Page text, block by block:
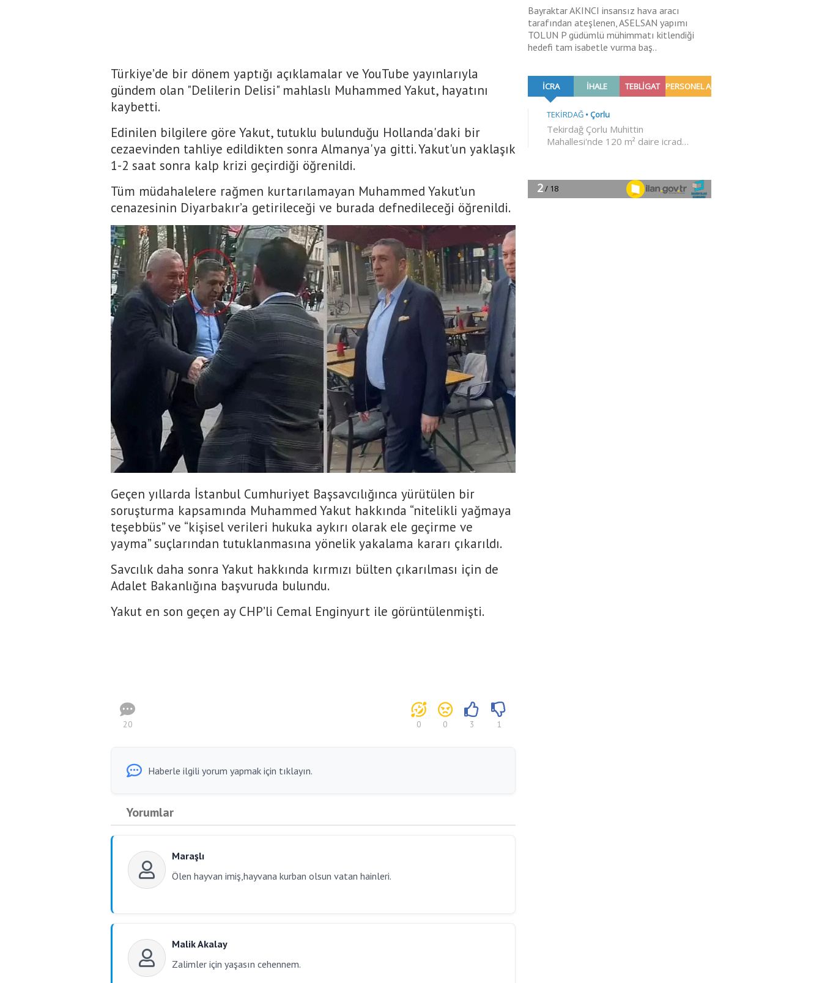
Türkiye’de bir dönem yaptığı açıklamalar ve YouTube yayınlarıyla
gündem olan "Delilerin Delisi" mahlaslı Muhammed Yakut, hayatını
kaybetti.
Edinilen bilgilere göre Yakut, tutuklu bulunduğu Hollanda'daki bir
cezaevinden tahliye edildikten sonra Almanya'ya gitti. Yakut'un yaklaşık
1-2 saat sonra kalp krizi geçirdiği öğrenildi.
Tüm müdahalelere rağmen kurtarılamayan Muhammed Yakut’un
cenazesinin Diyarbakır’a getirileceği ve burada defnedileceği öğrenildi.
Geçen yıllarda İstanbul Cumhuriyet Başsavcılığınca yürütülen bir
soruşturma kapsamında Muhammed Yakut hakkında “nitelikli yağmaya
teşebbüs” ve “kişisel verileri hukuka aykırı olarak ele geçirme ve
yayma” suçlarından tutuklanmasına yönelik yakalama kararı çıkarıldı.
Savcılık daha sonra Yakut hakkında kırmızı bülten çıkarılması için de
Adalet Bakanlığına başvuruda bulundu.
Yakut en son geçen ay CHP’li Cemal Enginyurt ile görüntülenmişti.
20 0 0 3 1
Haberle ilgili yorum yapmak için tıklayın.
Yorumlar
Maraşlı
Ölen hayvan imiş,hayvana kurban olsun vatan hainleri.
Malik Akalay
Zalimler için yaşasın cehennem.
Bayraktar AKINCI insansız hava aracı
tarafından ateşlenen, ASELSAN yapımı
TOLUN P güdümlü mühimmatı kitlendiği
hedefi tam isabetle vurma baş..